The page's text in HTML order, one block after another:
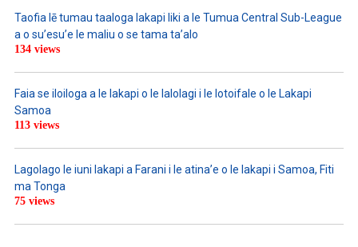
Taofia lē tumau taaloga lakapi liki a le Tumua Central Sub-League
a o su’esu’e le maliu o se tama ta’alo
134 views
Faia se iloiloga a le lakapi o le lalolagi i le lotoifale o le Lakapi
Samoa
113 views
Lagolago le iuni lakapi a Farani i le atina’e o le lakapi i Samoa, Fiti
ma Tonga
75 views